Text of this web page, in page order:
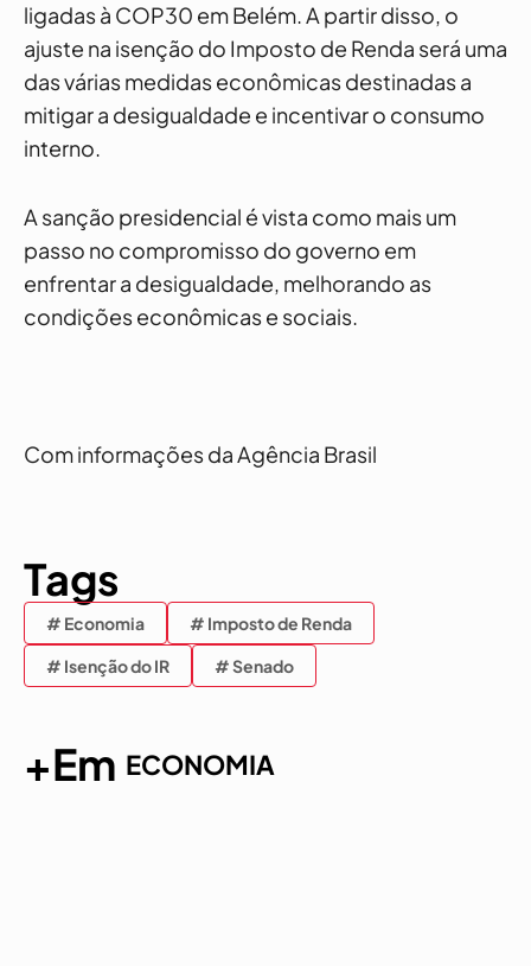
ligadas à COP30 em Belém. A partir disso, o
ajuste na isenção do Imposto de Renda será uma
das várias medidas econômicas destinadas a
mitigar a desigualdade e incentivar o consumo
interno.
A sanção presidencial é vista como mais um
passo no compromisso do governo em
enfrentar a desigualdade, melhorando as
condições econômicas e sociais.
Com informações da Agência Brasil
Tags
# Economia
# Imposto de Renda
# Isenção do IR
# Senado
+Em ECONOMIA